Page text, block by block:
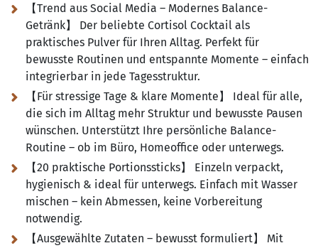
【Trend aus Social Media – Modernes Balance-
Getränk】 Der beliebte Cortisol Cocktail als
praktisches Pulver für Ihren Alltag. Perfekt für
bewusste Routinen und entspannte Momente – einfach
integrierbar in jede Tagesstruktur.
【Für stressige Tage & klare Momente】 Ideal für alle,
die sich im Alltag mehr Struktur und bewusste Pausen
wünschen. Unterstützt Ihre persönliche Balance-
Routine – ob im Büro, Homeoffice oder unterwegs.
【20 praktische Portionssticks】 Einzeln verpackt,
hygienisch & ideal für unterwegs. Einfach mit Wasser
mischen – kein Abmessen, keine Vorbereitung
notwendig.
【Ausgewählte Zutaten – bewusst formuliert】 Mit